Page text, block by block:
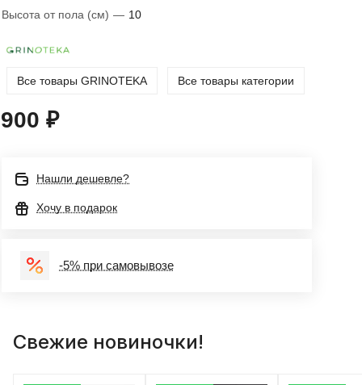
Высота от пола (см) — 10
Все товары GRINOTEKA Все товары категории
900 ₽
Нашли дешевле?
Хочу в подарок
-5% при самовывозе
Свежие новиночки!